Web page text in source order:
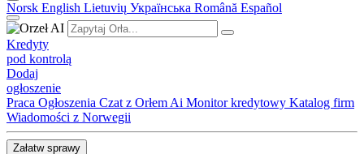
Norsk English Lietuvių Українська Română Español
Kredyty
pod kontrolą
Dodaj
ogłoszenie
Praca Ogłoszenia Czat z Orłem Ai Monitor kredytowy Katalog firm
Wiadomości z Norwegii
Załatw sprawy